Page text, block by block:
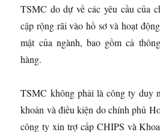
TSMC do dự về các yêu cầu của
cập rộng rãi vào hồ sơ và hoạt
mật của ngành, bao gồm cả
hàng.
TSMC không phải là công ty duy
khoản và điều kiện do chính phủ
công ty xin trợ cấp CHIPS và